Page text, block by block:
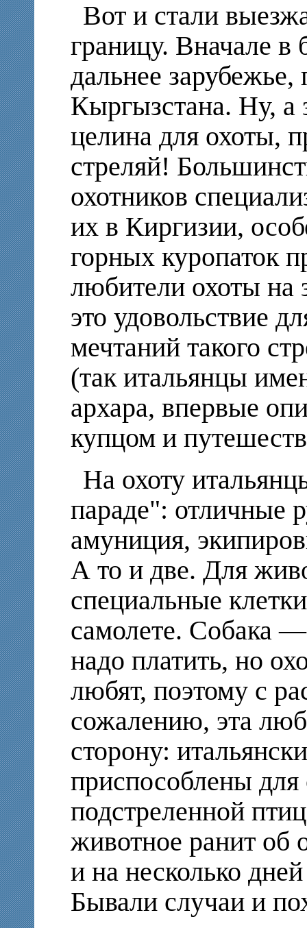
Вот и стали
границу. Вначале в
дальнее
Кыргызстана. Ну, а
целина для охоты,
стреляй!
охотников
их в Киргизии,
горных куропаток
любители охоты на
это удовольствие
мечтаний такого
(так итальянцы
архара, впервые
купцом и
На охоту
параде": отличные
амуниция,
А то и две. Для
специальные
самолете. Собака
надо платить, но
любят, поэтому с
сожалению, эта
сторону:
приспособлены для
подстреленной
животное ранит об
и на несколько
Бывали случаи и